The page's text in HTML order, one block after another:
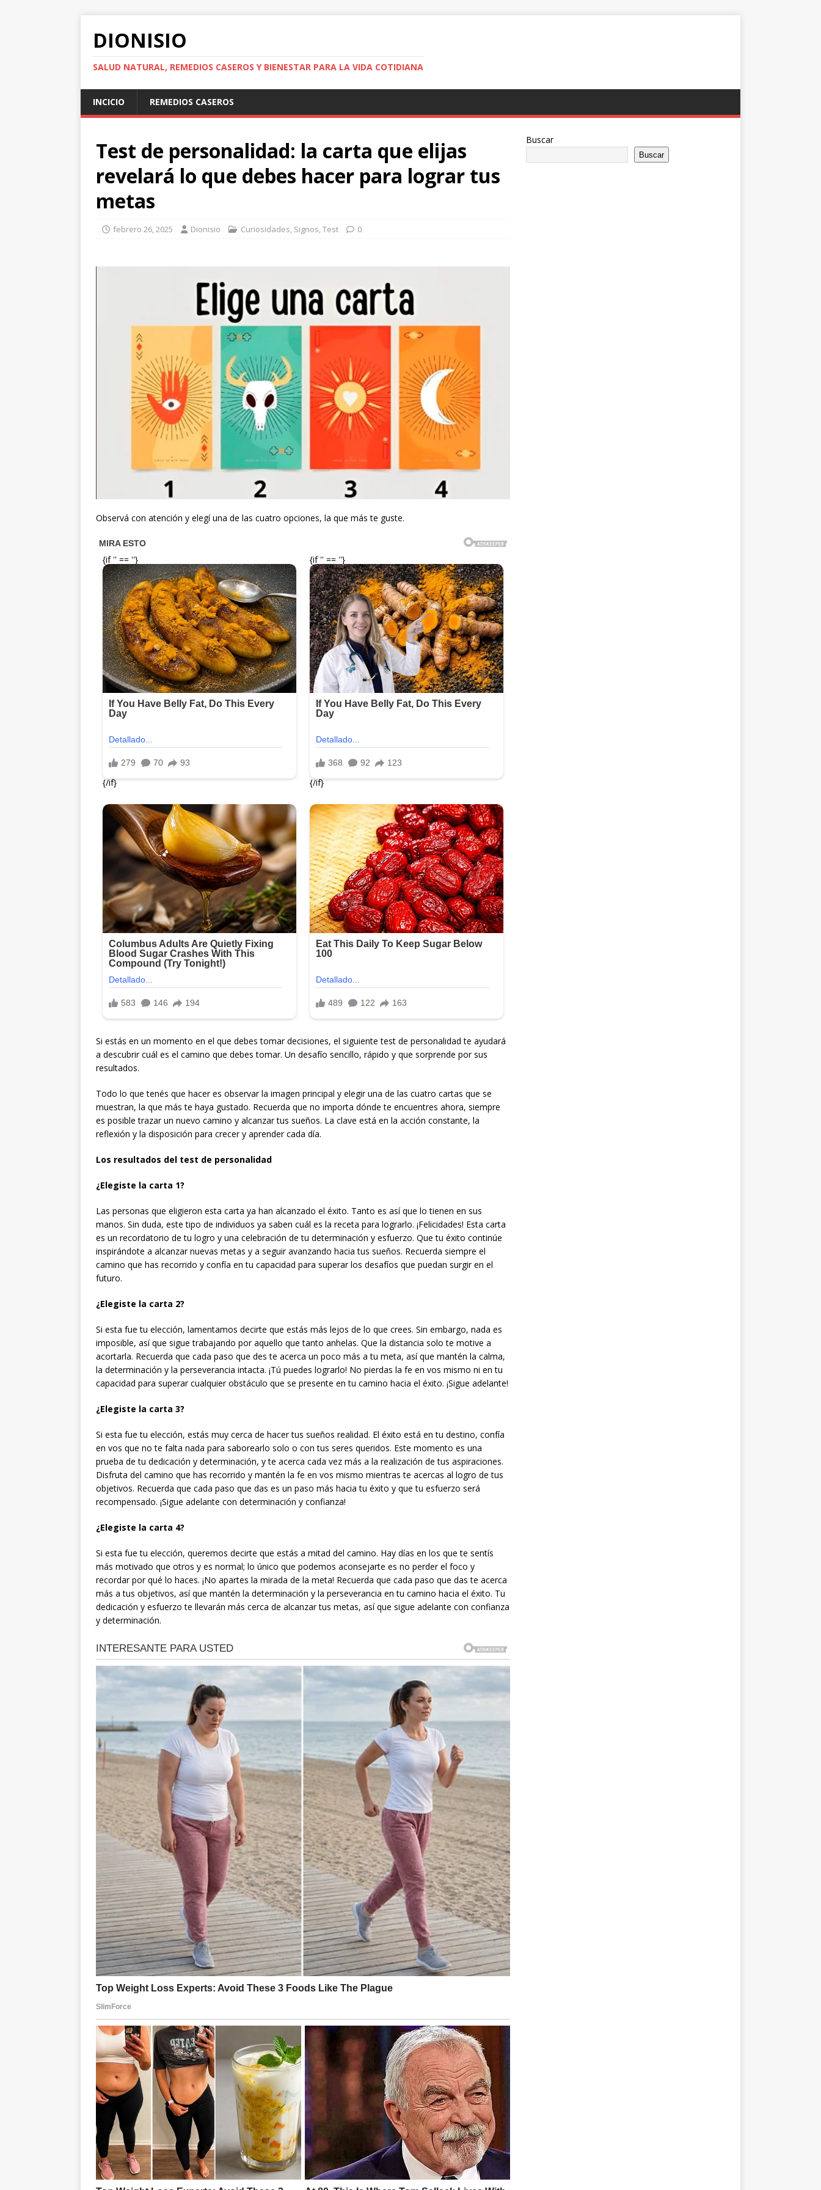
DIONISIO
SALUD NATURAL, REMEDIOS CASEROS Y BIENESTAR PARA LA VIDA COTIDIANA
INCICIO REMEDIOS CASEROS
Test de personalidad: la carta que elijas
revelará lo que debes hacer para lograr tus
metas
febrero 26, 2025 Dionisio Curiosidades, Signos,Test 0
Observá con atención y elegí una de las cuatro opciones, la que más te guste.
Si estás en un momento en el que debes tomar decisiones, el siguiente test de personalidad te ayudará
a descubrir cuál es el camino que debes tomar. Un desafío sencillo, rápido y que sorprende por sus
resultados.
Todo lo que tenés que hacer es observar la imagen principal y elegir una de las cuatro cartas que se
muestran, la que más te haya gustado. Recuerda que no importa dónde te encuentres ahora, siempre
es posible trazar un nuevo camino y alcanzar tus sueños. La clave está en la acción constante, la
reflexión y la disposición para crecer y aprender cada día.
Los resultados del test de personalidad
¿Elegiste la carta 1?
Las personas que eligieron esta carta ya han alcanzado el éxito. Tanto es así que lo tienen en sus
manos. Sin duda, este tipo de individuos ya saben cuál es la receta para lograrlo. ¡Felicidades! Esta carta
es un recordatorio de tu logro y una celebración de tu determinación y esfuerzo. Que tu éxito continúe
inspirándote a alcanzar nuevas metas y a seguir avanzando hacia tus sueños. Recuerda siempre el
camino que has recorrido y confía en tu capacidad para superar los desafíos que puedan surgir en el
futuro.
¿Elegiste la carta 2?
Si esta fue tu elección, lamentamos decirte que estás más lejos de lo que crees. Sin embargo, nada es
imposible, así que sigue trabajando por aquello que tanto anhelas. Que la distancia solo te motive a
acortarla. Recuerda que cada paso que des te acerca un poco más a tu meta, así que mantén la calma,
la determinación y la perseverancia intacta. ¡Tú puedes lograrlo! No pierdas la fe en vos mismo ni en tu
capacidad para superar cualquier obstáculo que se presente en tu camino hacia el éxito. ¡Sigue adelante!
¿Elegiste la carta 3?
Si esta fue tu elección, estás muy cerca de hacer tus sueños realidad. El éxito está en tu destino, confía
en vos que no te falta nada para saborearlo solo o con tus seres queridos. Este momento es una
prueba de tu dedicación y determinación, y te acerca cada vez más a la realización de tus aspiraciones.
Disfruta del camino que has recorrido y mantén la fe en vos mismo mientras te acercas al logro de tus
objetivos. Recuerda que cada paso que das es un paso más hacia tu éxito y que tu esfuerzo será
recompensado. ¡Sigue adelante con determinación y confianza!
¿Elegiste la carta 4?
Si esta fue tu elección, queremos decirte que estás a mitad del camino. Hay días en los que te sentís
más motivado que otros y es normal; lo único que podemos aconsejarte es no perder el foco y
recordar por qué lo haces. ¡No apartes la mirada de la meta! Recuerda que cada paso que das te acerca
más a tus objetivos, así que mantén la determinación y la perseverancia en tu camino hacia el éxito. Tu
dedicación y esfuerzo te llevarán más cerca de alcanzar tus metas, así que sigue adelante con confianza
y determinación.
Buscar
Buscar